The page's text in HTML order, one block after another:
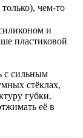
чем-то
и
пластиковой
с сильным
стёклах,
губки.
её в